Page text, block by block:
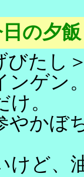
の夕飯
びたし
ンゲン
。
やかぼ
けど、